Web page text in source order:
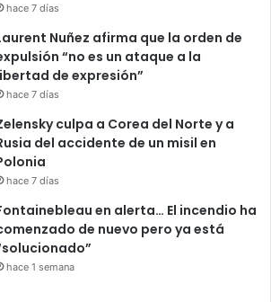
hace 7 días
Nuñez afirma que la orden de
“no es un ataque a la
de expresión”
hace 7 días
culpa a Corea del Norte y a
del accidente de un misil en
hace 7 días
en alerta… El incendio ha
de nuevo pero ya está
hace 1 semana